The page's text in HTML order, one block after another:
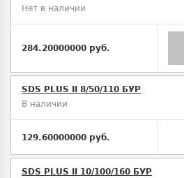
Нет в наличии
284.20000000 руб.
SDS PLUS II 8/50/110 БУР
В наличии
129.60000000 руб.
SDS PLUS II 10/100/160 БУР